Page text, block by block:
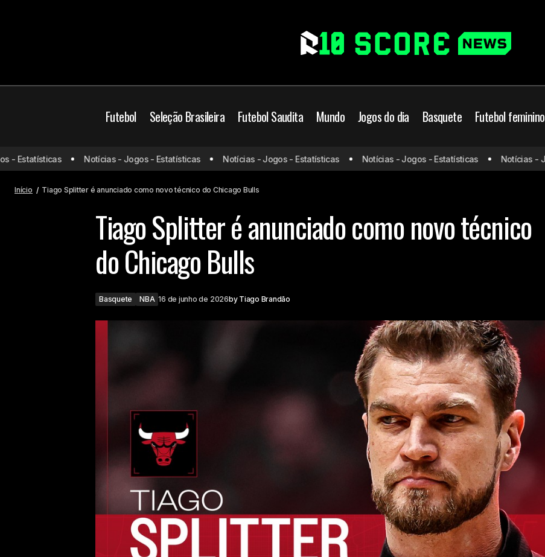
Futebol Seleção Brasileira Futebol Saudita Mundo Jogos do dia Basquete Futebol feminino
Iraque x Noruega: Odds, onde assistir,
horário e escalações – 16/06
Basquete NBA Tiago Splitter é anunciado como novo técnico do
Estatísticas Notícias - Jogos - Estatísticas Notícias - Jogos - Estatísticas Notícias - Jogos - Estatísticas Notícias -
Início Tiago Splitter é anunciado como novo técnico do Chicago Bulls
Tiago Splitter é anunciado como novo técnico
do Chicago Bulls
Basquete NBA 16 de junho de 2026by Tiago Brandão